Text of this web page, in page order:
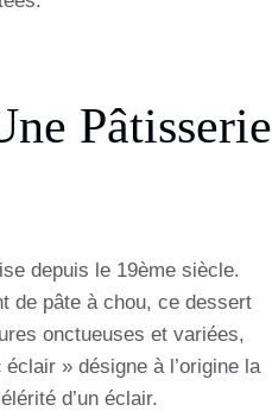
Pâtisserie
depuis le 19ème siècle.
de pâte à chou, ce dessert
onctueuses et variées,
» désigne à l’origine la
d’un éclair.